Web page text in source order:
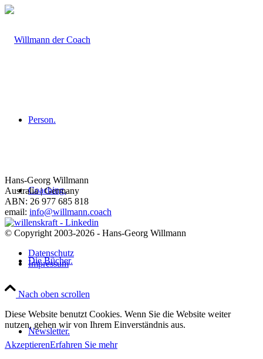
Person.
Coaching.
Die Bücher.
Newsletter.
Hans-Georg Willmann
Australia | Germany
ABN: 26 977 685 818
email: info@willmann.coach
© Copyright 2003-2026 - Hans-Georg Willmann
Datenschutz
Impressum
Nach oben scrollen
Diese Website benutzt Cookies. Wenn Sie die Website weiter
nutzen, gehen wir von Ihrem Einverständnis aus.
AkzeptierenErfahren Sie mehr